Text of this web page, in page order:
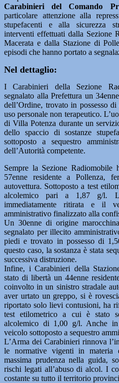
Carabinieri del Comando
particolare attenzione alla
stupefacenti e alla sicurezza
interventi effettuati dalla Sezione
Macerata e dalla Stazione di
episodi che hanno portato a
Nel dettaglio:
I Carabinieri della Sezione
segnalato alla Prefettura un
dell’Ordine, trovato in possesso
uso personale non terapeutico.
di Villa Potenza durante un
dello spaccio di sostanze
sottoposto a sequestro
dell’Autorità competente.
Sempre la Sezione
57enne residente a Pollenza,
autovettura. Sottoposto a test
alcolemico pari a 1,87 g/l.
immediatamente ritirata e il
amministrativo finalizzato alla
Un 30enne di origine
segnalato per illecito
piedi e trovato in possesso di
questo caso, la sostanza è stata
successiva distruzione.
Infine, i Carabinieri della
stato di libertà un 44enne
coinvolto in un sinistro stradale
aver urtato un greppo, si è
riportato solo lievi contusioni, ha
test etilometrico a cui è stato
alcolemico di 1,00 g/l. Anche
veicolo sottoposto a sequestro
L’Arma dei Carabinieri rinnova
le normative vigenti in materia
massima prudenza nella guida,
rischi legati all’abuso di alcol. I
costante su tutto il territorio